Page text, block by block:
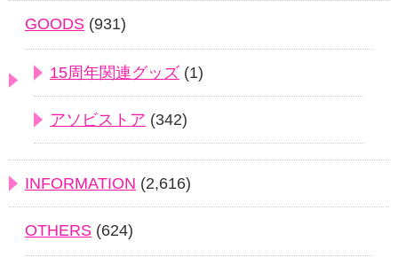
GOODS (931)
15周年関連グッズ (1)
アソビストア (342)
INFORMATION (2,616)
OTHERS (624)